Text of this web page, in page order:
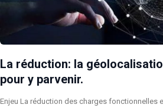
La réduction: la
pour y parvenir.
Enjeu La réduction des charges fonctionnelles